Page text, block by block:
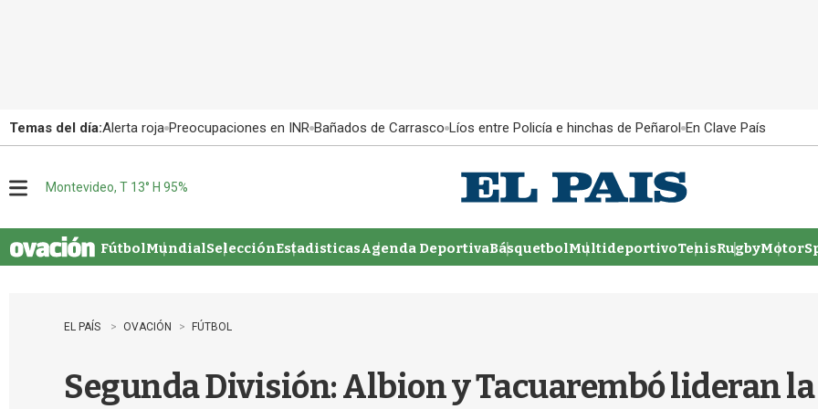
Temas del día:Alerta roja Preocupaciones en INR Bañados de Carrasco Líos entre Policía e hinchas de Peñarol En Clave País
u
Montevideo, T 13° H 95%
FútbolMundialSelecciónEstadisticasAgenda DeportivaBásquetbolMultideportivoTenisRugby
EL PAÍS OVACIÓN FÚTBOL
Segunda División: Albion y Tacuarembó lideran